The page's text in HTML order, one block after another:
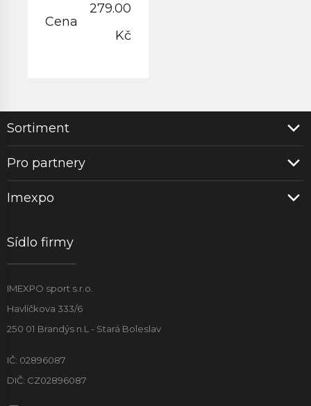
Cena
279.00
Kč
Sortiment
Pro partnery
Imexpo
Sídlo firmy
IMEXPO sport s.r.o.
Havlíčkova 333/6
250 01 Brandýs n.L - Stará Boleslav
IČ: 02896087
DIČ: CZ02896087